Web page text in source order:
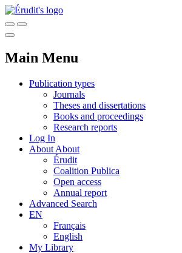
Main Menu
Publication types
Journals
Theses and dissertations
Books and proceedings
Research reports
Log In
About About
Érudit
Coalition Publica
Open access
Annual report
Advanced Search
EN
Français
English
My Library